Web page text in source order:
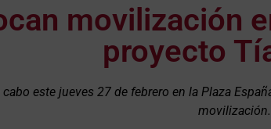
movilización
proyecto
este jueves 27 de febrero en la Plaza
movilización.